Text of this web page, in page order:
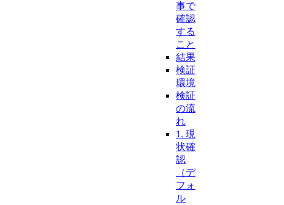
事で
確認
する
こと
結果
検証
環境
検証
の流
れ
1. 現
状確
認
（デ
フォ
ル